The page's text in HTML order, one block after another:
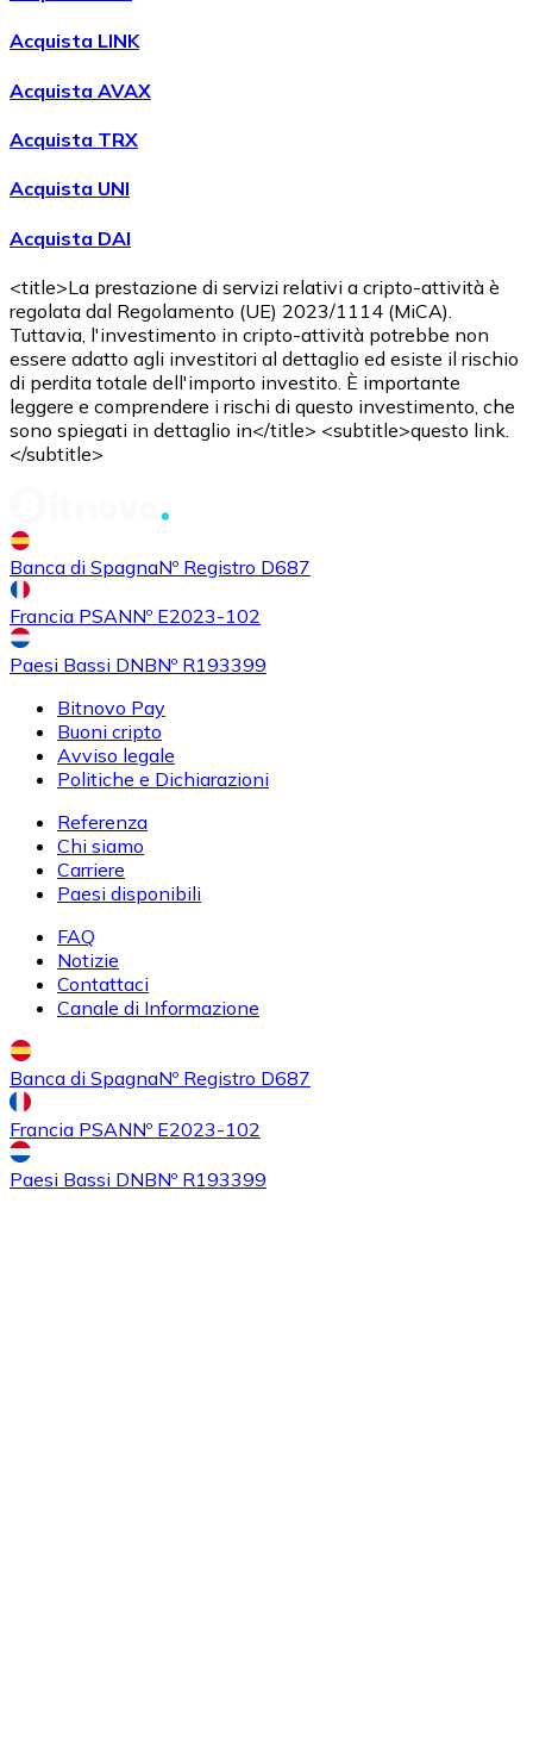
Acquista LINK
Acquista AVAX
Acquista TRX
Acquista UNI
Acquista DAI
<title>La prestazione di servizi relativi a cripto-attività è
regolata dal Regolamento (UE) 2023/1114 (MiCA).
Tuttavia, l'investimento in cripto-attività potrebbe non
essere adatto agli investitori al dettaglio ed esiste il rischio
di perdita totale dell'importo investito. È importante
leggere e comprendere i rischi di questo investimento, che
sono spiegati in dettaglio in</title> <subtitle>questo link.
</subtitle>
Banca di SpagnaNº Registro D687
Francia PSANNº E2023-102
Paesi Bassi DNBNº R193399
Bitnovo Pay
Buoni cripto
Avviso legale
Politiche e Dichiarazioni
Referenza
Chi siamo
Carriere
Paesi disponibili
FAQ
Notizie
Contattaci
Canale di Informazione
Banca di SpagnaNº Registro D687
Francia PSANNº E2023-102
Paesi Bassi DNBNº R193399